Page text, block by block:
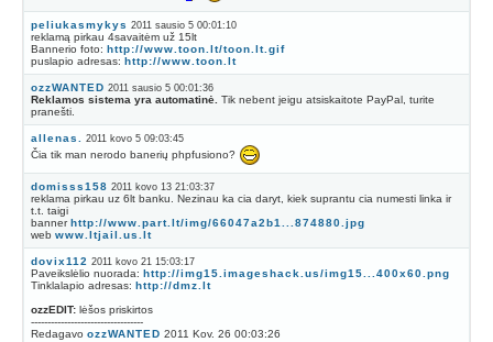
peliukasmykys 2011 sausio 5 00:01:10
reklamą pirkau 4savaitėm už 15lt
Bannerio foto: http://www.toon.lt/toon.lt.gif
puslapio adresas: http://www.toon.lt
ozzWANTED 2011 sausio 5 00:01:36
Reklamos sistema yra automatinė. Tik nebent jeigu atsiskaitote PayPal, turite
pranešti.
allenas. 2011 kovo 5 09:03:45
Čia tik man nerodo banerių phpfusiono?
domisss158 2011 kovo 13 21:03:37
reklama pirkau uz 6lt banku. Nezinau ka cia daryt, kiek suprantu cia numesti linka ir
t.t. taigi
banner http://www.part.lt/img/66047a2b1...874880.jpg
web www.ltjail.us.lt
dovix112 2011 kovo 21 15:03:17
Paveikslėlio nuorada: http://img15.imageshack.us/img15...400x60.png
Tinklalapio adresas: http://dmz.lt
ozzEDIT:lėšos priskirtos
----------------------------------
Redagavo ozzWANTED 2011 Kov. 26 00:03:26